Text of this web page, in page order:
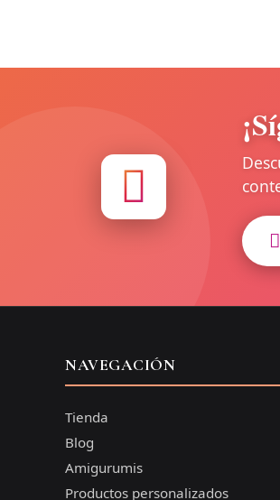
NAVEGACIÓN
Tienda
Blog
Amigurumis
Productos personalizados